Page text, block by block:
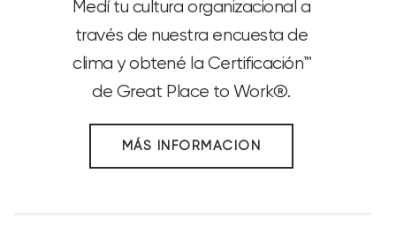
Medí tu cultura organizacional a
través de nuestra encuesta de
clima y obtené la Certificación™
de Great Place to Work®.
MÁS INFORMACIÓN